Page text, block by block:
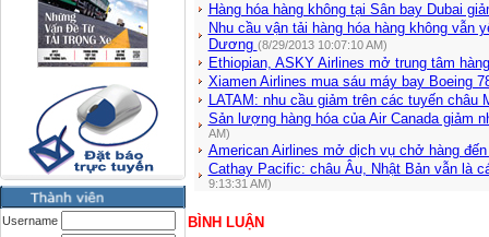
Username
Hàng hóa hàng không tại Sân bay Dubai
Nhu cầu vận tải hàng hóa hàng không vẫn
Dương (8/29/2013 10:07:10 AM)
Ethiopian, ASKY Airlines mở trung tâm
Xiamen Airlines mua sáu máy bay Boeing
LATAM: nhu cầu giảm trên các tuyến châu
Sản lượng hàng hóa của Air Canada giảm
AM)
American Airlines mở dịch vụ chở hàng
Cathay Pacific: châu Âu, Nhật Bản vẫn là
9:13:31 AM)
BÌNH LUẬN